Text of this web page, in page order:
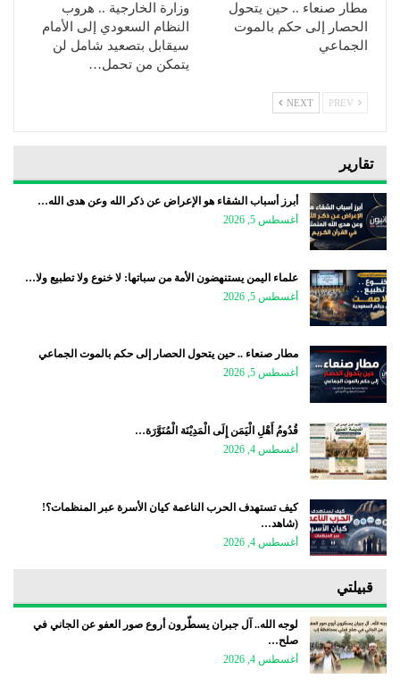
مطار صنعاء .. حين يتحول
الحصار إلى حكم بالموت
الجماعي
وزارة الخارجية .. هروب
النظام السعودي إلى الأمام
سيقابل بتصعيد شامل لن
يتمكن من تحمل…
NEXT
تقارير
أبرز أسباب الشقاء هو الإعراض عن ذكر الله وعن هدى الله…
أغسطس 5, 2026
علماء اليمن يستنهضون الأمة من سباتها: لا خنوع ولا تطبيع ولا…
أغسطس 5, 2026
مطار صنعاء .. حين يتحول الحصار إلى حكم بالموت الجماعي
أغسطس 5, 2026
قُدُومُ أَهْلِ الْيَمَن إِلَى الْمَدِيْنَة الْمُنَوَّرَة…
أغسطس 4, 2026
كيف تستهدف الحرب الناعمة كيان الأسرة عبر المنظمات؟!
(شاهد…
أغسطس 4, 2026
قبيلتي
لوجه الله.. آل جبران يسطّرون أروع صور العفو عن الجاني في
صلح…
أغسطس 4, 2026